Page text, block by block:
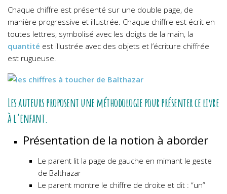
Chaque chiffre est présenté sur une double page, de
manière progressive et illustrée. Chaque chiffre est écrit en
toutes lettres, symbolisé avec les doigts de la main, la
quantité est illustrée avec des objets et l’écriture chiffrée
est rugueuse.
Les auteurs proposent une méthodologie pour présenter ce livre
à l’enfant.
Présentation de la notion à aborder
Le parent lit la page de gauche en mimant le geste
de Balthazar
Le parent montre le chiffre de droite et dit : “un”